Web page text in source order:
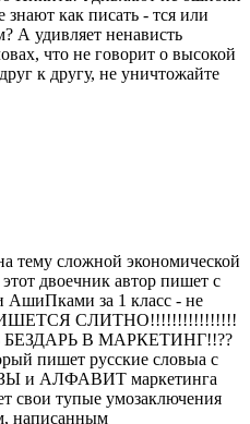
как писать - тся или
А удивляет ненависть
что не говорит о высокой
к другу, не уничтожайте
тему сложной экономической
двоечник автор пишет с
АшиПками за 1 класс - не
ПИШЕТСЯ СЛИТНО!!!!!!!!!!!!!!!!
В МАРКЕТИНГ!!??
пишет русские словыа с
и АЛФАВИТ маркетинга
тупые умозаключения
написанным